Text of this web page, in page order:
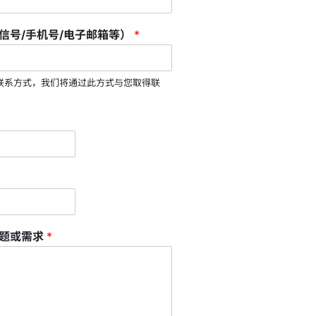
号/手机号/电子邮箱等） *
系方式，我们将通过此方式与您取得联
或需求 *